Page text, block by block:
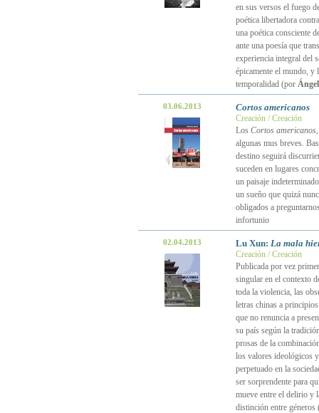
en sus versos el fuego
poética libertadora
una poética consciente
ante una poesía que
experiencia integral del
épicamente el mundo,
temporalidad (por
03.06.2013 Cortos americanos
Creación / Creación
Los Cortos americanos
algunas mus breves.
destino seguirá
suceden en lugares
un paisaje
un sueño que quizá
obligados a
infortunio
02.04.2013 Lu Xun: La mala
Creación / Creación
Publicada por vez
singular en el contexto
toda la violencia, las
letras chinas a
que no renuncia a
su país según la
prosas de la
los valores ideológicos
perpetuado en la
ser sorprendente para
mueve entre el delirio y
distinción entre